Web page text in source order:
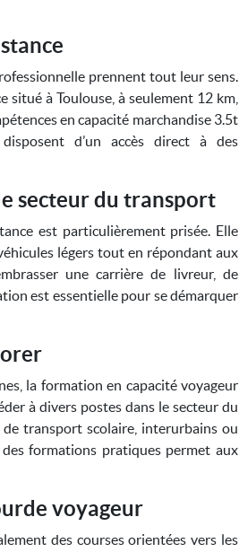
prennent tout leur sens.
à Toulouse, à seulement 12 km,
en capacité marchandise 3.5t
d’un accès direct à des
secteur du transport
est particulièrement prisée. Elle
légers tout en répondant aux
une carrière de livreur, de
est essentielle pour se démarquer
la formation en capacité voyageur
à divers postes dans le secteur du
transport scolaire, interurbains ou
formations pratiques permet aux
voyageur
des courses orientées vers les